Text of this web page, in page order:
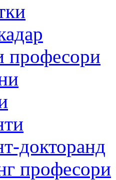
професори
докторанд
професори